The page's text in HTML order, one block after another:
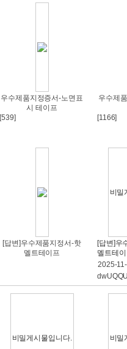
우수제품지정증서-노면표
시 테이프
[539]
우수제
[1166]
[답변]우수제품지정서-핫
멜트테이프
비밀
[답변]우
멜트테
2025-
비밀게시물입니다. 비밀